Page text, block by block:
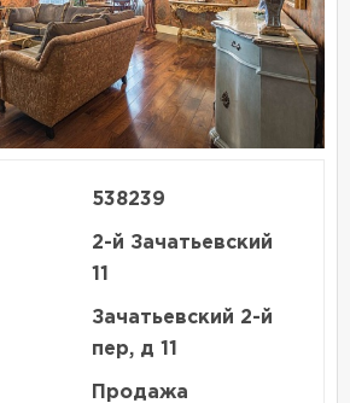
538239
2-й Зачатьевский
11
Зачатьевский 2-й
пер, д 11
Продажа